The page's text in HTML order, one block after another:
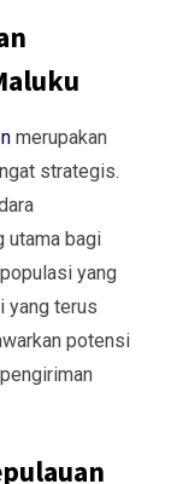
merupakan
strategis.
utama bagi
yang
yang terus
potensi